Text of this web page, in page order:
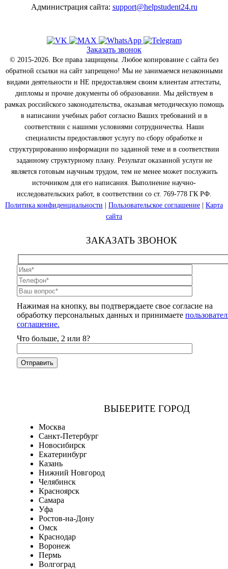
Администрация сайта: support@helpstudent24.ru
Заказать звонок
© 2015-2026. Все права защищены. Любое копирование с сайта без
обратной ссылки на сайт запрещено! Мы не занимаемся незаконными
видами деятельности и НЕ предоставляем своим клиентам аттестаты,
дипломы и прочие документы об образовании. Мы действуем в
рамках российского законодательства, оказывая методическую помощь
в написании учебных работ согласно Ваших требований и в
соответствии с нашими условиями сотрудничества. Наши
специалисты предоставляют услугу по сбору обработке и
структурированию информации по заданной теме и в соответствии
заданному структурному плану. Результат оказанной услуги не
является готовым научным трудом, тем не менее может послужить
источником для его написания. Выполнение научно-
исследовательских работ, в соответствии со ст. 769-778 ГК РФ.
Политика конфиденциальности
Пользовательское соглашение
Карта
сайта
ЗАКАЗАТЬ ЗВОНОК
Нажимая на кнопку, вы подтверждаете свое согласие на
обработку персональных данных и принимаете
соглашение.
Что больше, 2 или 8?
ВЫБЕРИТЕ ГОРОД
Москва
Санкт-Петербург
Новосибирск
Екатеринбург
Казань
Нижний Новгород
Челябинск
Красноярск
Самара
Уфа
Ростов-на-Дону
Омск
Краснодар
Воронеж
Пермь
Волгоград